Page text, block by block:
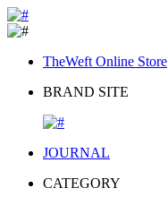
TheWeft Online Store
BRAND SITE
JOURNAL
CATEGORY